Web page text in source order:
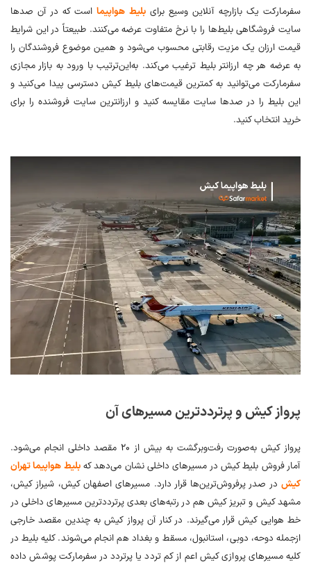
سفرمارکت یک بازارچه آنلاین وسیع برایبلیط هواپیمااست که در آن صدها
سایت فروشگاهی بلیط‌ها را با نرخ‌ متفاوت عرضه می‌کنند. طبیعتاً در این شرایط
قیمت ارزان یک مزیت رقابتی محسوب می‌شود و همین موضوع فروشندگان را
به عرضه هر چه ارزانتر بلیط ترغیب می‌کند. به‌این‌ترتیب با ورود به بازار مجازی
سفرمارکت می‌توانید به کمترین قیمت‌های بلیط کیش دسترسی پیدا می‌کنید و
این بلیط را در صدها سایت مقایسه کنید و ارزانترین سایت فروشنده را برای
خرید انتخاب کنید.
پرواز کیش و پرترددترین مسیرهای آن
پرواز کیش به‌صورت رفت‌وبرگشت به بیش از ۲۰ مقصد داخلی انجام می‌شود.
آمار فروش بلیط‌ کیش در مسیرهای داخلی نشان می‌دهد کهبلیط هواپیما تهران
کیش در صدر پرفروش‌ترین‌‌ها قرار دارد. مسیرهای اصفهان کیش، شیراز کیش،
مشهد کیش و تبریز کیش هم در رتبه‌های بعدی پرترددترین مسیرهای داخلی در
خط هوایی کیش قرار می‌گیرند. در کنار آن پرواز کیش به چندین مقصد خارجی
ازجمله دوحه، دوبی، استانبول، مسقط و بغداد هم انجام می‌شوند. کلیه بلیط در
کلیه مسیرهای پروازی کیش اعم از کم تردد یا پرتردد در سفرمارکت پوشش داده